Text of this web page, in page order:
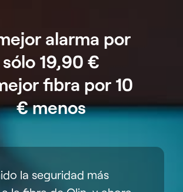
alarma por
sólo 19,90 €
fibra por 10
€ menos
la seguridad más